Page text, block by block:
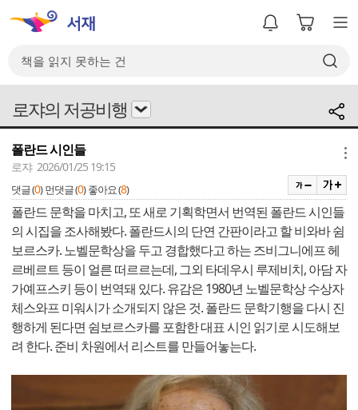
로쟈의 저공비행
폴란드 시인들
로쟈 2026/01/25 19:15
댓글 (0) 먼댓글 (0) 좋아요 (8)
폴란드 문학을 마치고, 또 새로 기획학면서 번역된 폴란드 시인들
의 시집을 조사해봤다. 폴란드시의 단연 간판이라고 할 비와바 쉼
보르스카. 노벨문학상을 두고 경합했다고 하는 즈비그니에프 헤
르베르트 등이 얼른 떠르르는데, 그외 타데우시 루제비치, 아담 자
가예프스키 등이 번역돼 있다. 유감은 1980년 노벨문학상 수상자
체스와프 미워시가 소개되지 않은 것. 폴란드 문학기행을 다시 진
행하게 된다면 쉼보르스카를 포함한 대표 시인 읽기로 시도해보
려 한다. 준비 차원에서 리스트를 만들어놓는다.